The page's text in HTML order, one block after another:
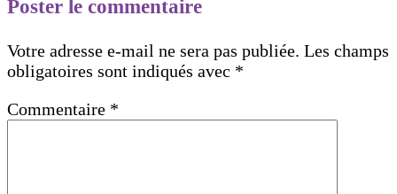
Poster le commentaire
Votre adresse e-mail ne sera pas publiée. Les champs
obligatoires sont indiqués avec *
Commentaire *